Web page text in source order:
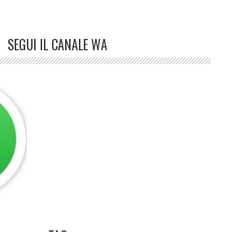
SEGUI IL CANALE WA